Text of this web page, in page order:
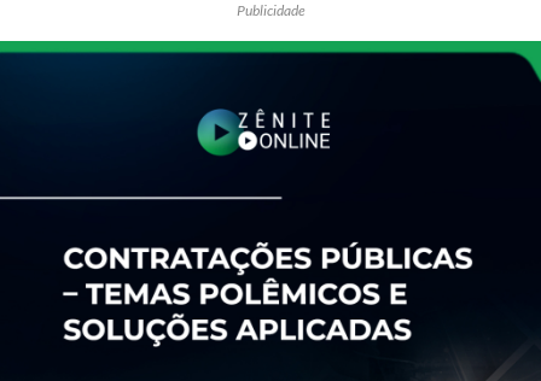
Publicidade